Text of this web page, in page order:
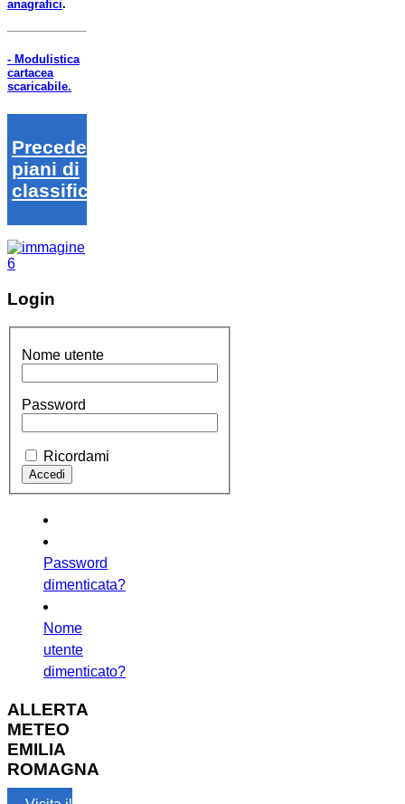
anagrafici.
- Modulistica
cartacea
scaricabile.
Precedenti
piani di
classifica
Login
Nome utente
Password
Ricordami
Password
dimenticata?
Nome
utente
dimenticato?
ALLERTA
METEO
EMILIA
ROMAGNA